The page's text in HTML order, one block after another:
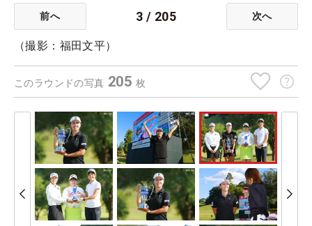
前へ 3 / 205 次へ
（撮影：福田文平）
このラウンドの写真 205 枚